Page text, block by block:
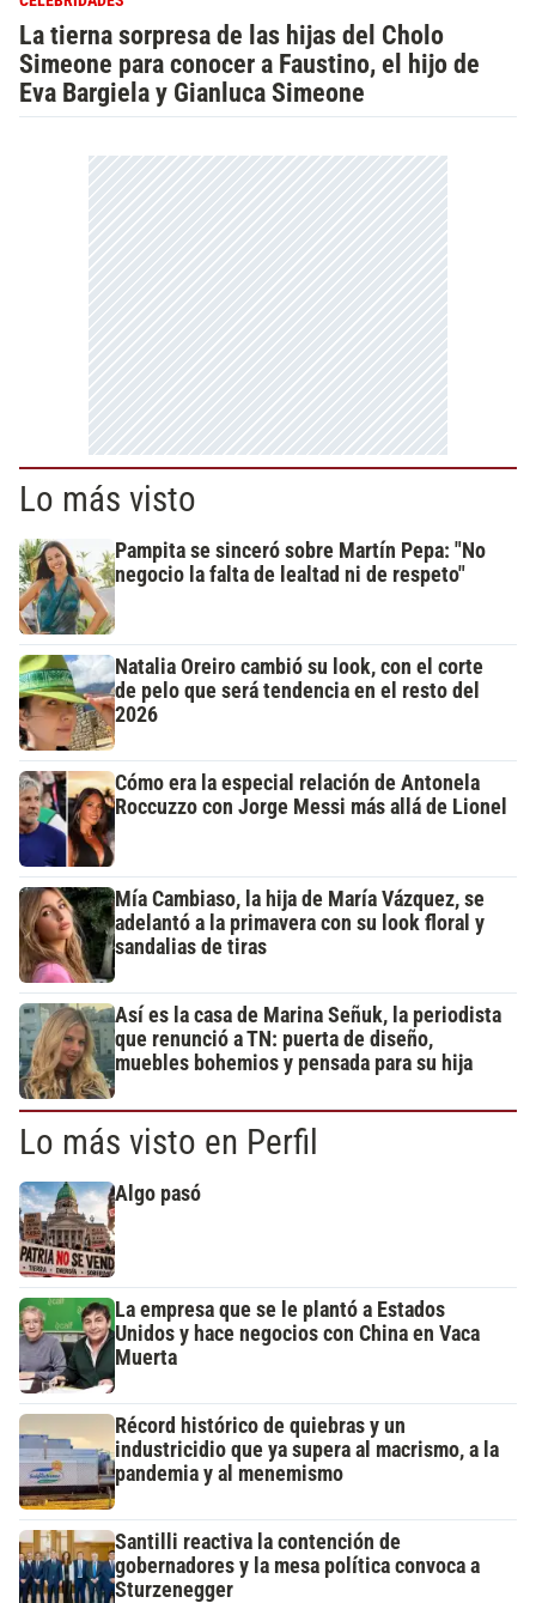
La tierna sorpresa de las hijas del Cholo
Simeone para conocer a Faustino, el hijo de
Eva Bargiela y Gianluca Simeone
Lo más visto
Pampita se sinceró sobre Martín Pepa: "No
negocio la falta de lealtad ni de respeto"
Natalia Oreiro cambió su look, con el corte
de pelo que será tendencia en el resto del
2026
Cómo era la especial relación de Antonela
Roccuzzo con Jorge Messi más allá de Lionel
Mía Cambiaso, la hija de María Vázquez, se
adelantó a la primavera con su look floral y
sandalias de tiras
Así es la casa de Marina Señuk, la periodista
que renunció a TN: puerta de diseño,
muebles bohemios y pensada para su hija
Lo más visto en Perfil
Algo pasó
La empresa que se le plantó a Estados
Unidos y hace negocios con China en Vaca
Muerta
Récord histórico de quiebras y un
industricidio que ya supera al macrismo, a la
pandemia y al menemismo
Santilli reactiva la contención de
gobernadores y la mesa política convoca a
Sturzenegger